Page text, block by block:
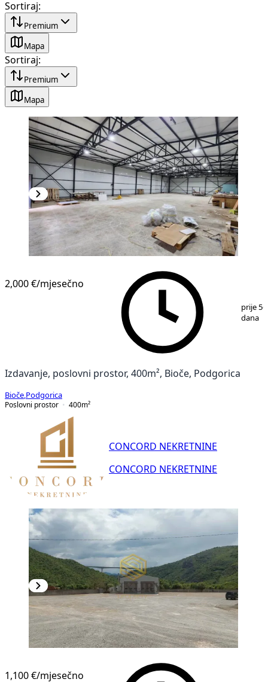
Sortiraj:
Premium
Mapa
Sortiraj:
Premium
Mapa
2,000 €/mjesečno
prije 56
dana
Izdavanje, poslovni prostor, 400m², Bioče, Podgorica
Bioče Podgorica
Poslovni prostor
400m²
CONCORD NEKRETNINE
CONCORD NEKRETNINE
1,100 €/mjesečno